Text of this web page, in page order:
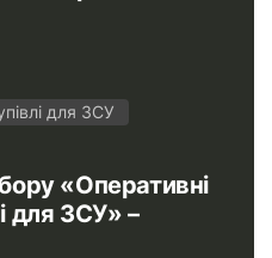
для ЗСУ
«Оперативні
для ЗСУ» –